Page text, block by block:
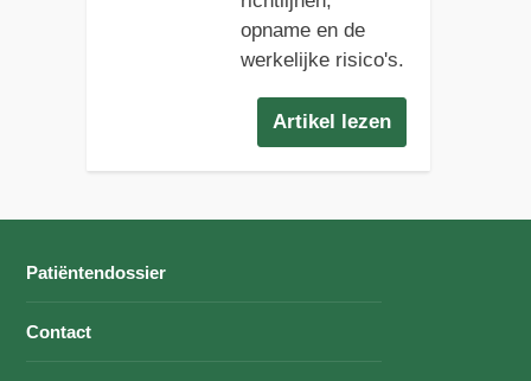
opname en de
werkelijke risico's.
Artikel lezen
Patiëntendossier
Contact